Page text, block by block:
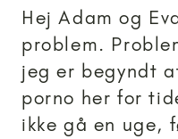
Hej Adam og
problem.
jeg er begyndt
porno her for
ikke gå en uge,